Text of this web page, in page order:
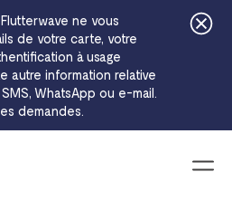
ne vous
de votre carte, votre
à usage
autre information relative
WhatsApp ou e-mail.
demandes.